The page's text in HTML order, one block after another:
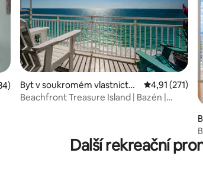
hodnocení 4,93 z 5, 134 hodnocení
Byt v soukromém vlastnictví
ve městě Sunset Beach
Průměrné
4,91 (271)
Beachfront Treasure Island | Bazén |
Další rekreační